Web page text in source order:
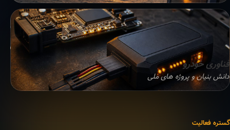
فناوری خودرو
دانش بنیان و پروژه های ملی
گستره فعالیت